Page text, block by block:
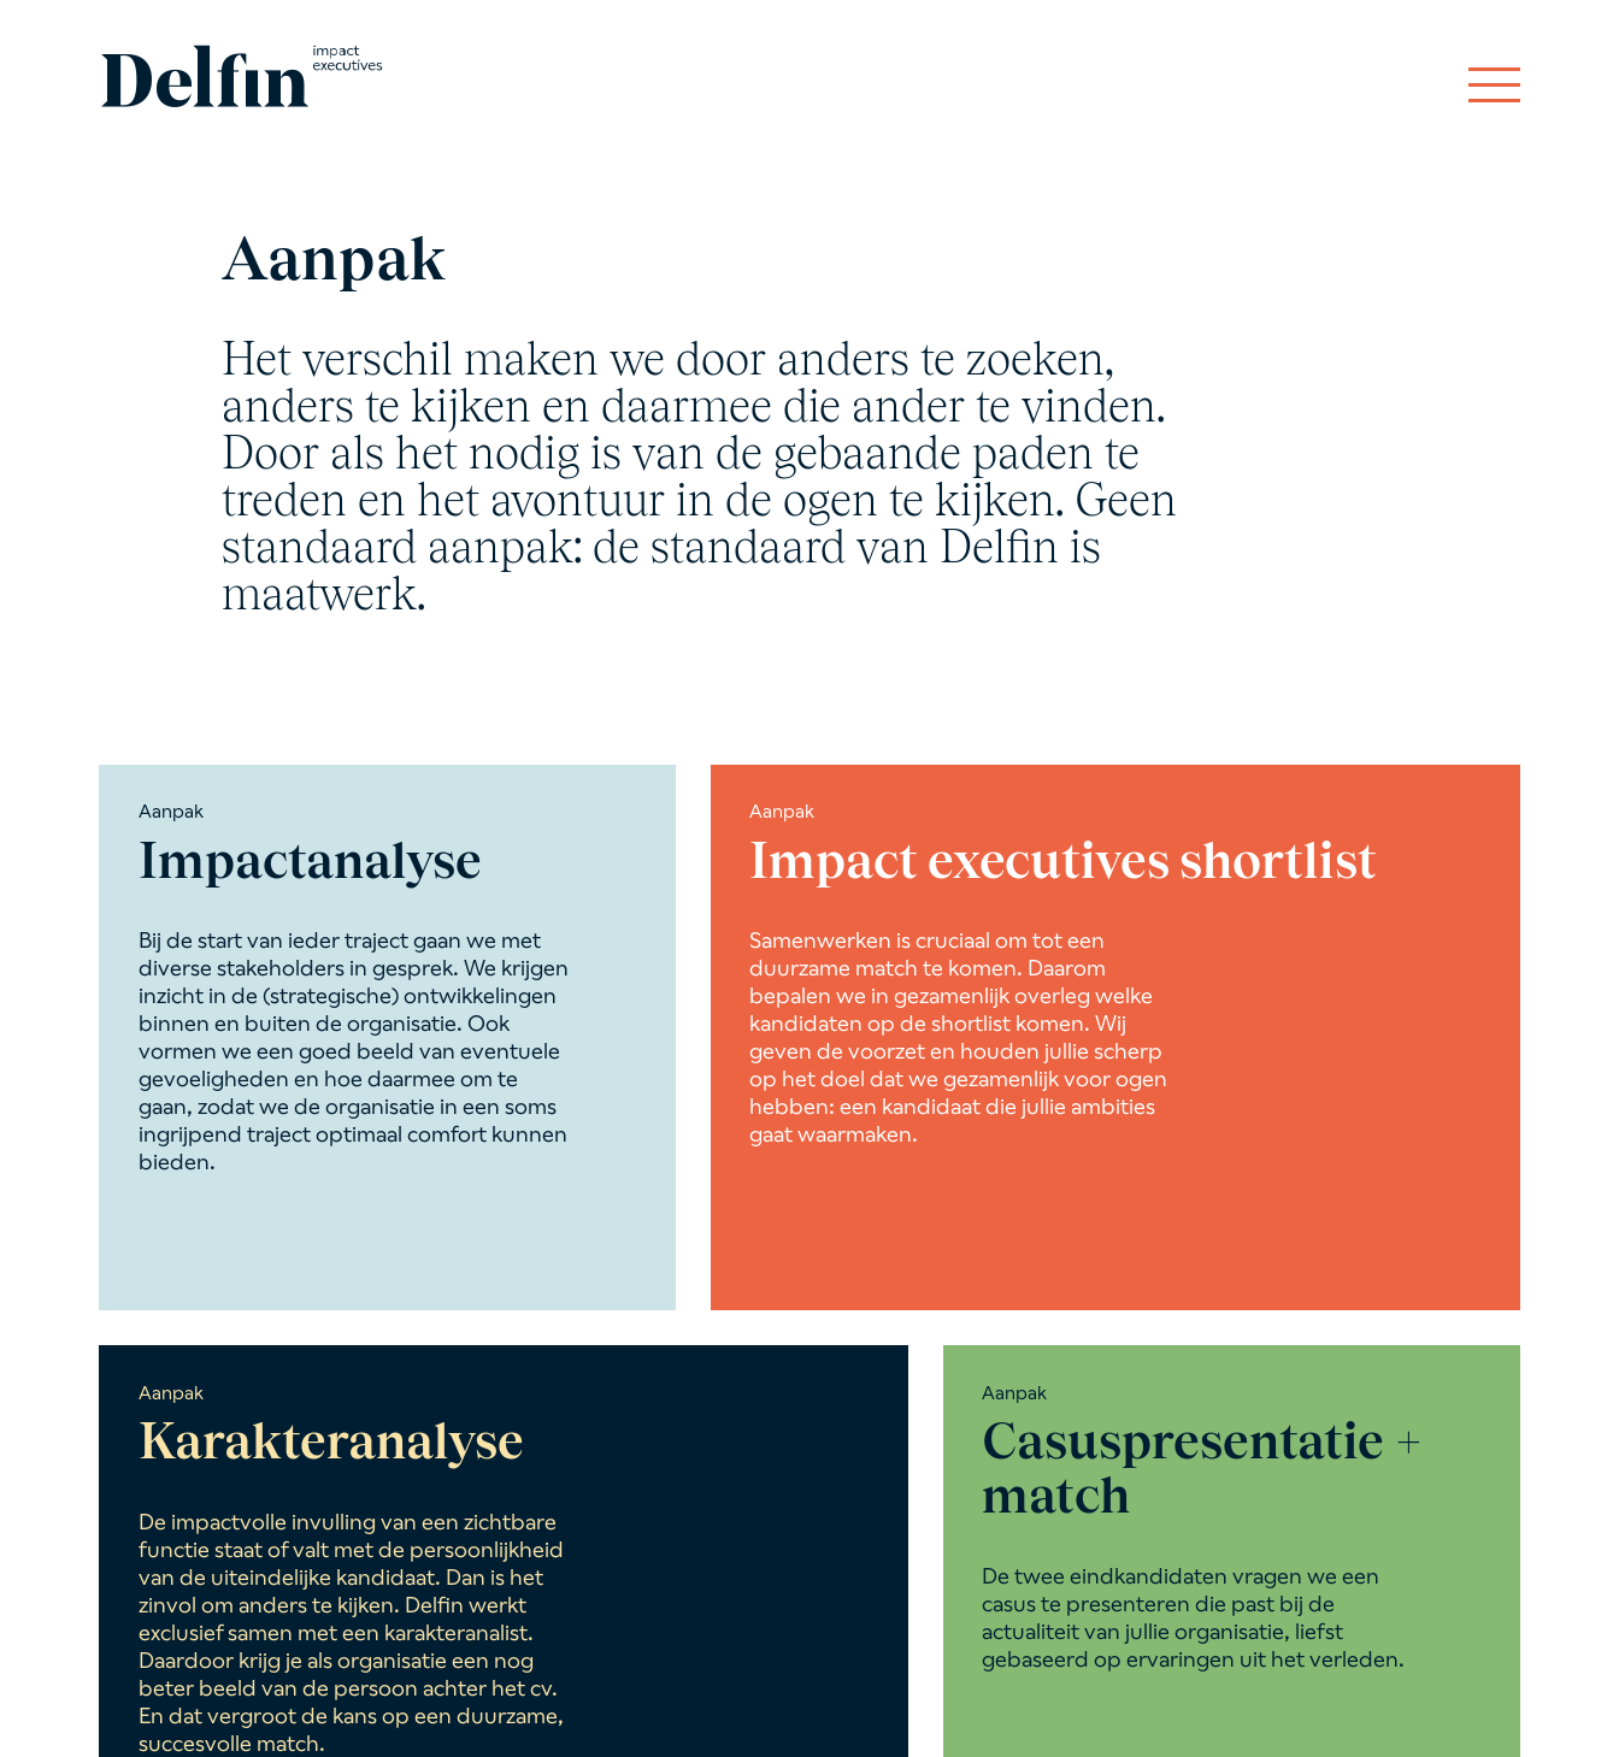
Aanpak
Het verschil maken we door anders te zoeken,
anders te kijken en daarmee die ander te vinden.
Door als het nodig is van de gebaande paden te
treden en het avontuur in de ogen te kijken. Geen
standaard aanpak: de standaard van Delfin is
maatwerk.
Aanpak
Impactanalyse
Bij de start van ieder traject gaan we met
diverse stakeholders in gesprek. We krijgen
inzicht in de (strategische) ontwikkelingen
binnen en buiten de organisatie. Ook
vormen we een goed beeld van eventuele
gevoeligheden en hoe daarmee om te
gaan, zodat we de organisatie in een soms
ingrijpend traject optimaal comfort kunnen
bieden.
Aanpak
Impact executives shortlist
Samenwerken is cruciaal om tot een
duurzame match te komen. Daarom
bepalen we in gezamenlijk overleg welke
kandidaten op de shortlist komen. Wij
geven de voorzet en houden jullie scherp
op het doel dat we gezamenlijk voor ogen
hebben: een kandidaat die jullie ambities
gaat waarmaken.
Aanpak
Karakteranalyse
De impactvolle invulling van een zichtbare
functie staat of valt met de persoonlijkheid
van de uiteindelijke kandidaat. Dan is het
zinvol om anders te kijken. Delfin werkt
exclusief samen met een karakteranalist.
Daardoor krijg je als organisatie een nog
beter beeld van de persoon achter het cv.
En dat vergroot de kans op een duurzame,
succesvolle match.
Aanpak
Casuspresentatie +
match
De twee eindkandidaten vragen we een
casus te presenteren die past bij de
actualiteit van jullie organisatie, liefst
gebaseerd op ervaringen uit het verleden.